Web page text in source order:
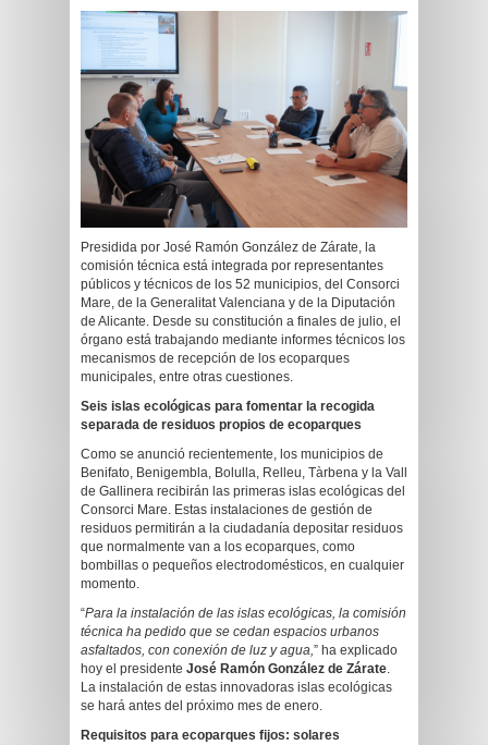
Presidida por José Ramón González de Zárate, la
comisión técnica está integrada por representantes
públicos y técnicos de los 52 municipios, del Consorci
Mare, de la Generalitat Valenciana y de la Diputación
de Alicante. Desde su constitución a finales de julio, el
órgano está trabajando mediante informes técnicos los
mecanismos de recepción de los ecoparques
municipales, entre otras cuestiones.
Seis islas ecológicas para fomentar la recogida
separada de residuos propios de ecoparques
Como se anunció recientemente, los municipios de
Benifato, Benigembla, Bolulla, Relleu, Tàrbena y la Vall
de Gallinera recibirán las primeras islas ecológicas del
Consorci Mare. Estas instalaciones de gestión de
residuos permitirán a la ciudadanía depositar residuos
que normalmente van a los ecoparques, como
bombillas o pequeños electrodomésticos, en cualquier
momento.
“Para la instalación de las islas ecológicas, la comisión
técnica ha pedido que se cedan espacios urbanos
asfaltados, con conexión de luz y agua,” ha explicado
hoy el presidente José Ramón González de Zárate.
La instalación de estas innovadoras islas ecológicas
se hará antes del próximo mes de enero.
Requisitos para ecoparques fijos: solares